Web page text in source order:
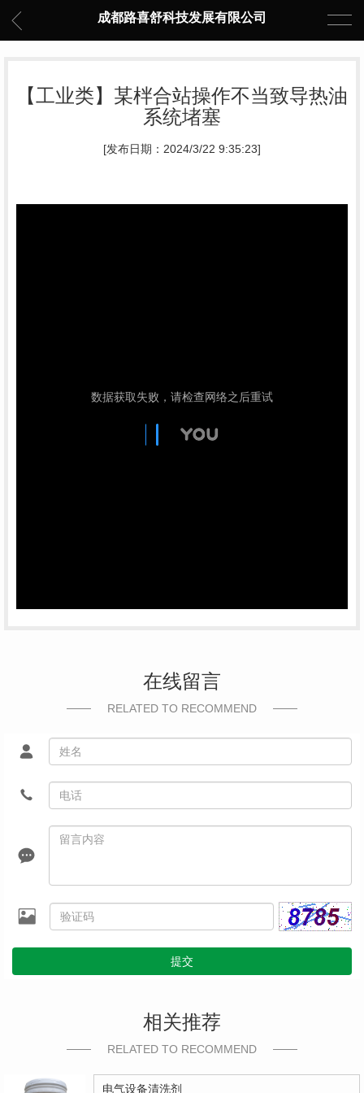
成都路喜舒科技发展有限公司
【工业类】某柈合站操作不当致导热油
系统堵塞
[发布日期：2024/3/22 9:35:23]
在线留言
RELATED TO RECOMMEND
提交
相关推荐
RELATED TO RECOMMEND
电气设备清洗剂